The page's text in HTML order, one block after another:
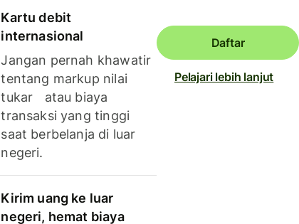
Kartu debit
internasional
Jangan pernah khawatir
tentang markup nilai
tukar atau biaya
transaksi yang tinggi
saat berbelanja di luar
negeri.
Kirim uang ke luar
negeri, hemat biaya
Daftar
Pelajari lebih lanjut